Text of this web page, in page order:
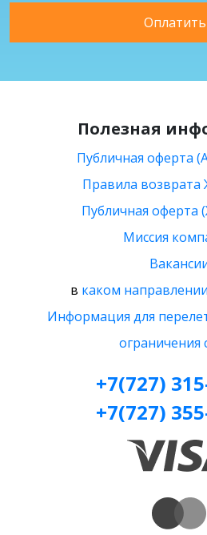
Оплатить
Полезная
Публичная оферта
Правила
Публичная оферта
Миссия
в каком
Информация для
ограничения
+7(727)
+7(727)